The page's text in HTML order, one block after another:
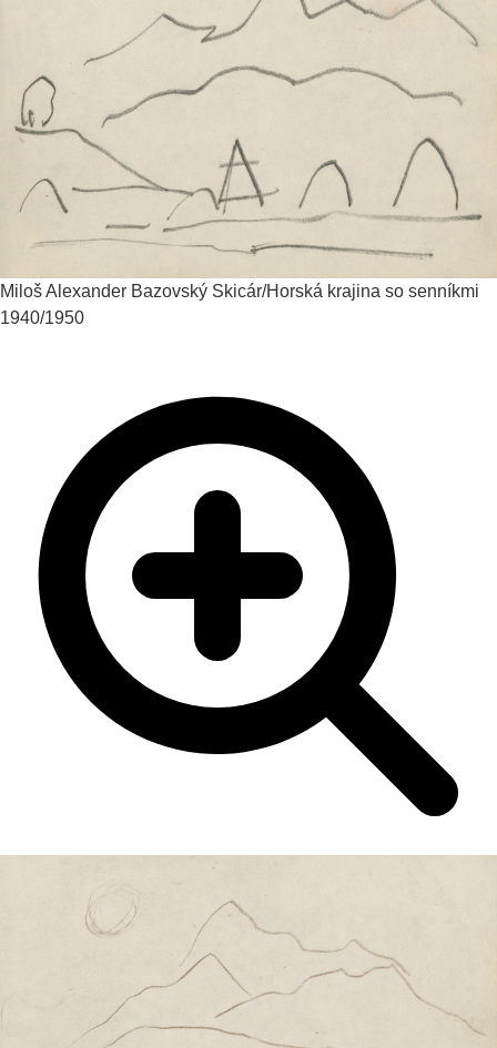
Miloš Alexander Bazovský Skicár/Horská krajina so senníkmi
1940/1950